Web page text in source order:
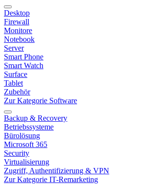
Desktop
Firewall
Monitore
Notebook
Server
Smart Phone
Smart Watch
Surface
Tablet
Zubehör
Zur Kategorie Software
Backup & Recovery
Betriebssysteme
Bürolösung
Microsoft 365
Security
Virtualisierung
Zugriff, Authentifizierung & VPN
Zur Kategorie IT-Remarketing